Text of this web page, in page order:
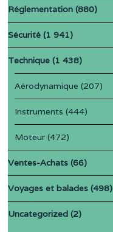
Réglementation (880)
Sécurité (1 941)
Technique (1 438)
Aérodynamique (207)
Instruments (444)
Moteur (472)
Ventes-Achats (66)
Voyages et balades (498)
Uncategorized (2)